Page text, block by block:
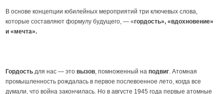
В основе концепции юбилейных мероприятий три ключевых слова,
которые составляют формулу будущего, — «гордость»,«вдохновение»
и«мечта».
Гордость для нас — этовызов, помноженный наподвиг. Атомная
промышленность рождалась в первое послевоенное лето, когда все
думали, что война закончилась. Но в августе 1945 года первые атомные